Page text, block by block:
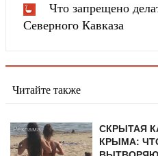
Что запрещено
Северного Кавказа
Читайте также
СКРЫТАЯ
КРЫМА: